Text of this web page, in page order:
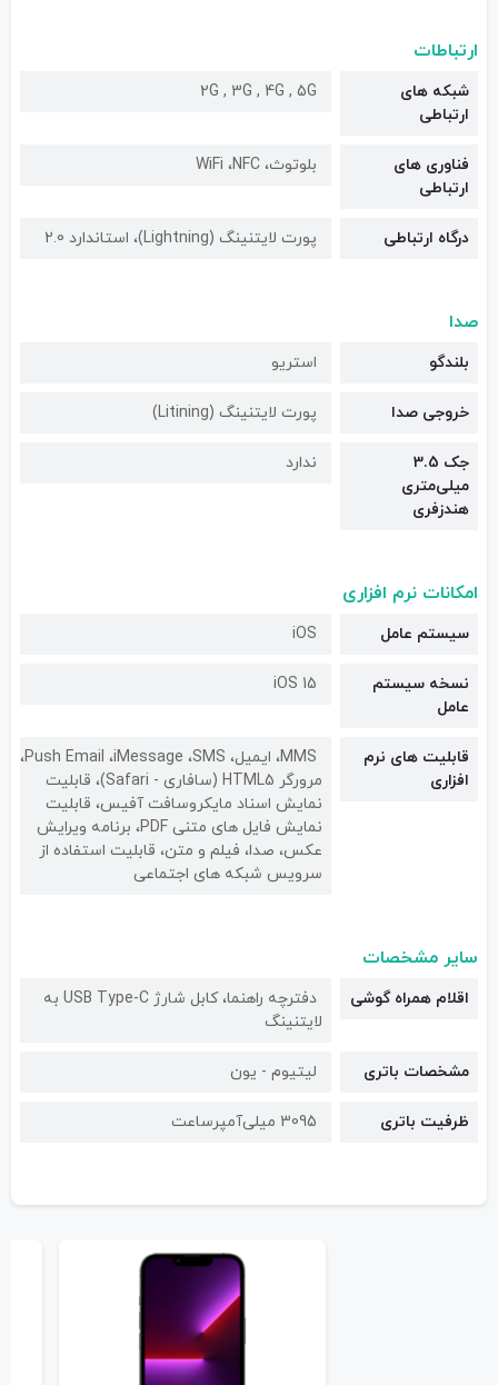
ارتباطات
شبکه های
ارتباطی
2G , 3G , 4G , 5G
فناوری های
ارتباطی
بلوتوث، WiFi ،NFC
درگاه ارتباطی پورت لایتنینگ (Lightning)، استاندارد 2.0
صدا
بلندگو استریو
خروجی صدا پورت لایتنینگ (Litining)
جک 3.5
میلی‌متری
هندزفری
ندارد
امکانات نرم افزاری
سیستم عامل iOS
نسخه سیستم
عامل
iOS 15
قابلیت های نرم
افزاری
MMS، ایمیل، Push Email ،iMessage ،SMS،
مرورگر HTML5 (سافاری - Safari)، قابلیت
نمایش اسناد مایکروسافت آفیس، قابلیت
نمایش فایل های متنی PDF، برنامه ویرایش
عکس، صدا، فیلم و متن، قابلیت استفاده از
سرویس شبکه های اجتماعی
سایر مشخصات
اقلام همراه گوشی
دفترچه‌ راهنما، کابل شارژ USB Type-C به
لایتنینگ
مشخصات باتری لیتیوم - یون
ظرفیت باتری 3095 میلی‌آمپرساعت